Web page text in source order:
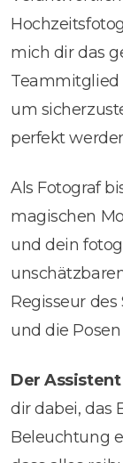
mich dir das
Teammitglied
um
perfekt
Als Fotograf
magischen
und dein
Regisseur
und die
Der Assistent
dir dabei, das
Beleuchtung